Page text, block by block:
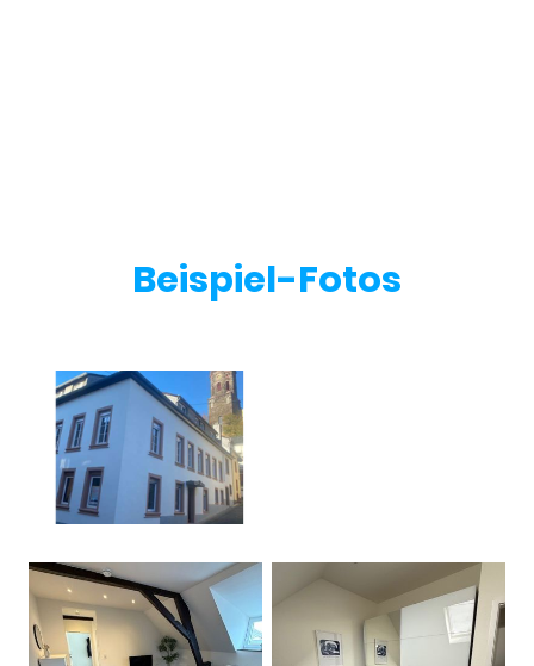
Beispiel-Fotos